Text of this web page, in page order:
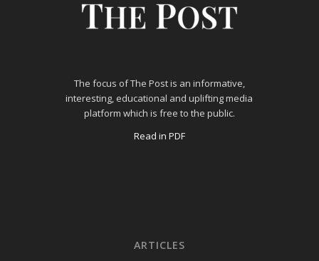
The focus of The Post is an informative,
interesting, educational and uplifting media
platform which is free to the public.
Read in PDF
ARTICLES